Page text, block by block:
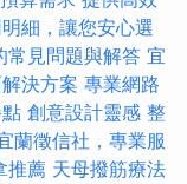
細，讓您安心選
常見問題與解答 宜
決方案 專業網路
創意設計靈感 整
蘭徵信社，專業服
推薦 天母撥筋療法